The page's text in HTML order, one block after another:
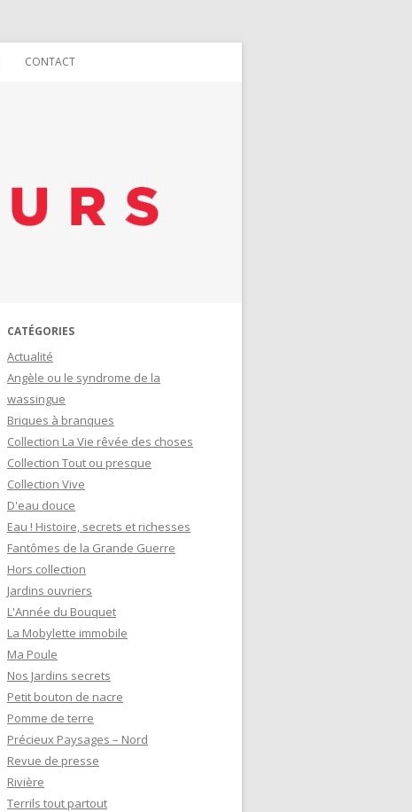
CONTACT
CATÉGORIES
Actualité
Angèle ou le syndrome de la
wassingue
Briques à branques
Collection La Vie rêvée des choses
Collection Tout ou presque
Collection Vive
D'eau douce
Eau ! Histoire, secrets et richesses
Fantômes de la Grande Guerre
Hors collection
Jardins ouvriers
L'Année du Bouquet
La Mobylette immobile
Ma Poule
Nos Jardins secrets
Petit bouton de nacre
Pomme de terre
Précieux Paysages – Nord
Revue de presse
Rivière
Terrils tout partout